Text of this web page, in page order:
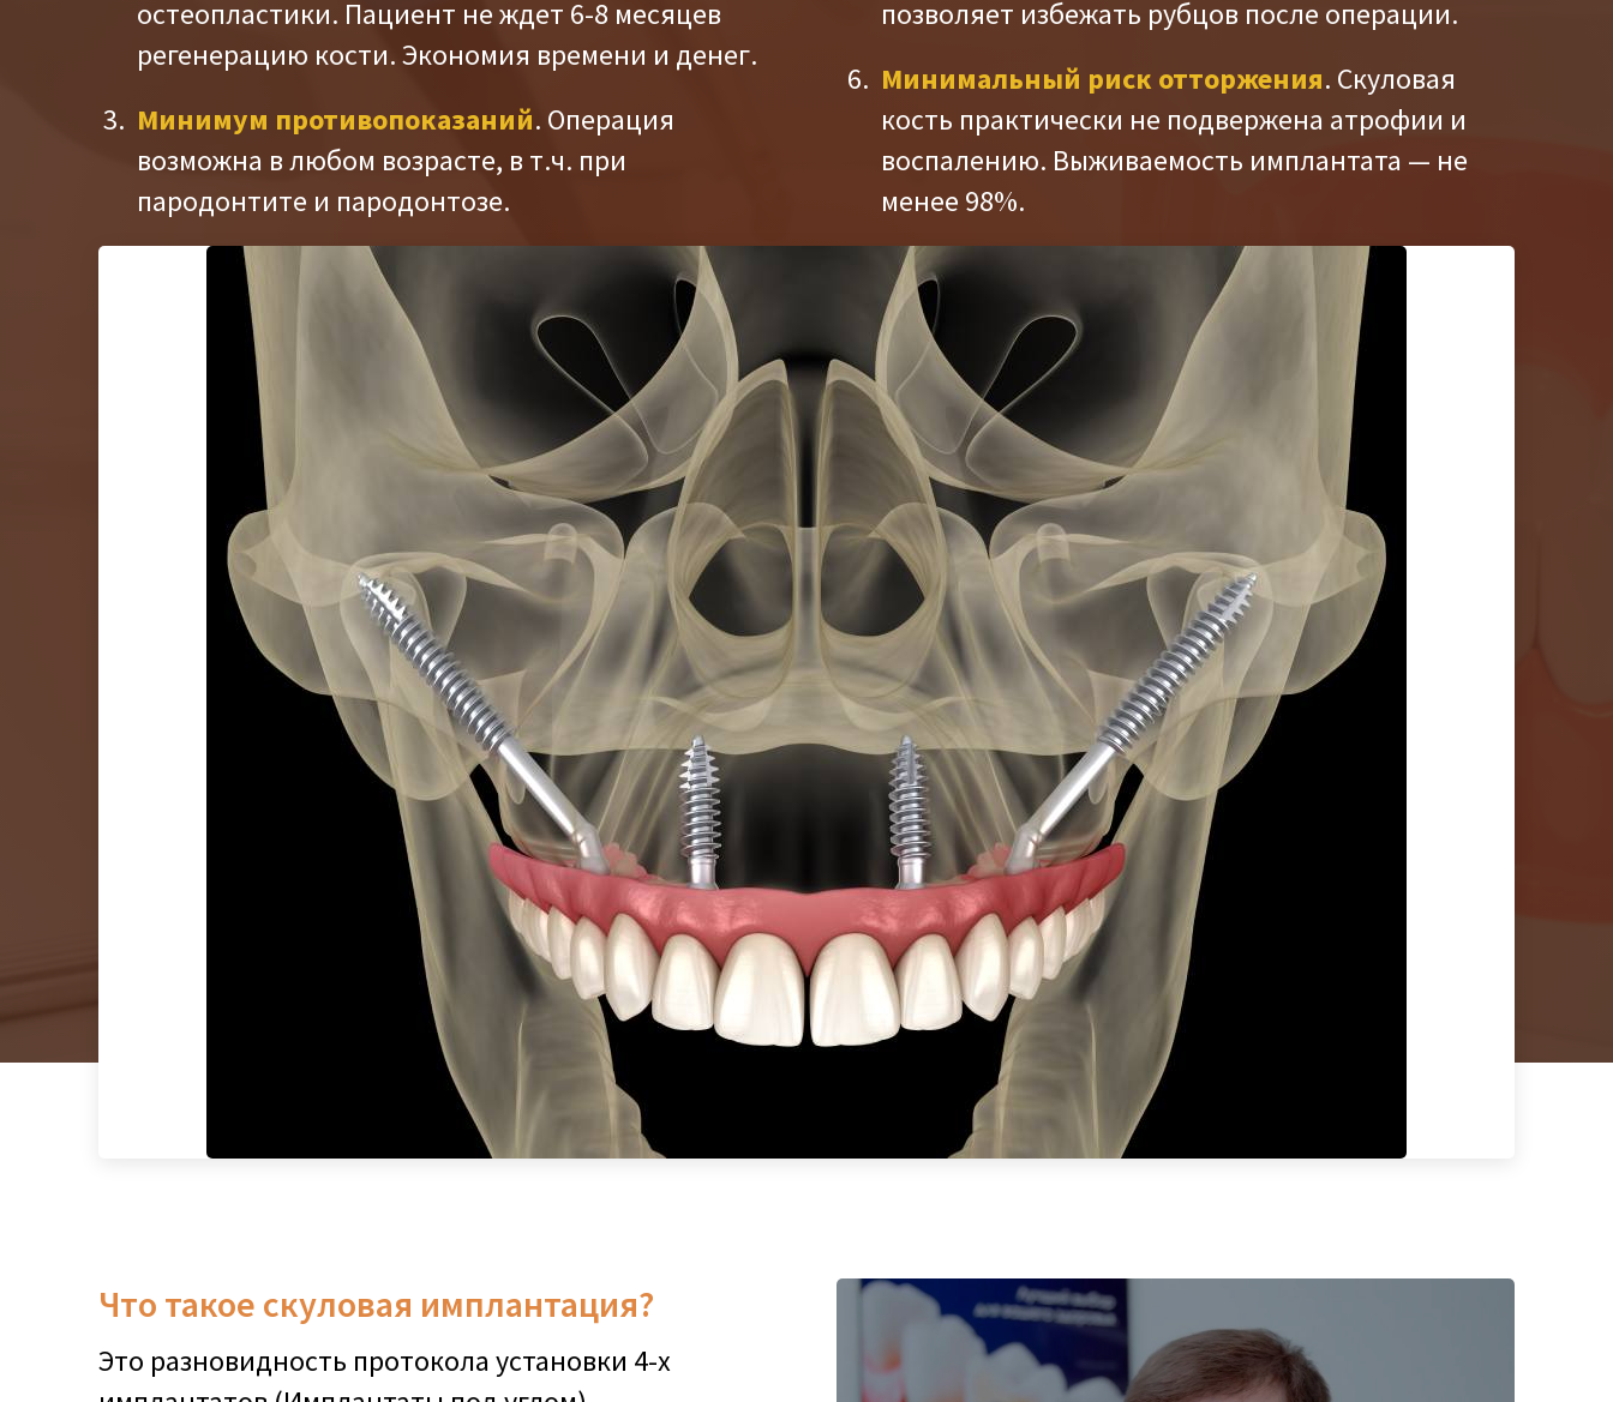
остеопластики. Пациент не ждет 6-8 месяцев
регенерацию кости. Экономия времени и денег.
Минимум противопоказаний. Операция
возможна в любом возрасте, в т.ч. при
пародонтите и пародонтозе.
позволяет избежать рубцов после операции.
Минимальный риск отторжения. Скуловая
кость практически не подвержена атрофии и
воспалению. Выживаемость имплантата — не
менее 98%.
Что такое скуловая имплантация?
Это разновидность протокола установки 4-х